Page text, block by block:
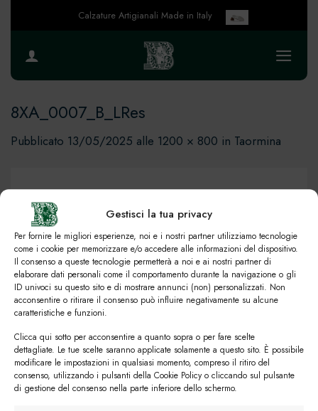
Gestisci la tua privacy
Per fornire le migliori esperienze, noi e i nostri partner utilizziamo tecnologie
come i cookie per memorizzare e/o accedere alle informazioni del dispositivo.
Il consenso a queste tecnologie permetterà a noi e ai nostri partner di
elaborare dati personali come il comportamento durante la navigazione o gli
ID univoci su questo sito e di mostrare annunci (non) personalizzati. Non
acconsentire o ritirare il consenso può influire negativamente su alcune
caratteristiche e funzioni.
Clicca qui sotto per acconsentire a quanto sopra o per fare scelte
dettagliate. Le tue scelte saranno applicate solamente a questo sito. È possibile
modificare le impostazioni in qualsiasi momento, compreso il ritiro del
consenso, utilizzando i pulsanti della Cookie Policy o cliccando sul pulsante
di gestione del consenso nella parte inferiore dello schermo.
Calzature Artigianali Made in Italy
8XA_0007_B_LRes
Pubblicato 13/05/2025 alle 1200 × 800 in Taormina
I trackback sono chiusi, ma puoi